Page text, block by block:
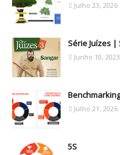
Julho 23, 2026
Série Juízes |
Junho 10, 2023
Benchmarking
Julho 21, 2026
5S